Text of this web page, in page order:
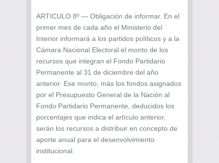
ARTICULO 8º — Obligación de informar. En el
primer mes de cada año el Ministerio del
Interior informará a los partidos políticos y a la
Cámara Nacional Electoral el monto de los
recursos que integran el Fondo Partidario
Permanente al 31 de diciembre del año
anterior. Ese monto, más los fondos asignados
por el Presupuesto General de la Nación al
Fondo Partidario Permanente, deducidos los
porcentajes que indica el artículo anterior,
serán los recursos a distribuir en concepto de
aporte anual para el desenvolvimiento
institucional.